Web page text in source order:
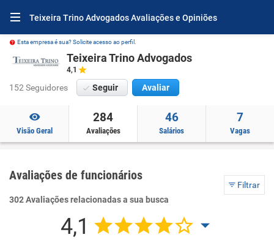
Teixeira Trino Advogados Avaliações e Opiniões
Esta empresa é sua? Solicite acesso ao perfil.
Teixeira Trino Advogados
4,1
152 Seguidores Seguir Avaliar
Visão Geral
284
Avaliações
46
Salários
7
Vagas
Avaliações de funcionários
Filtrar
302 Avaliações relacionadas a sua busca
4,1